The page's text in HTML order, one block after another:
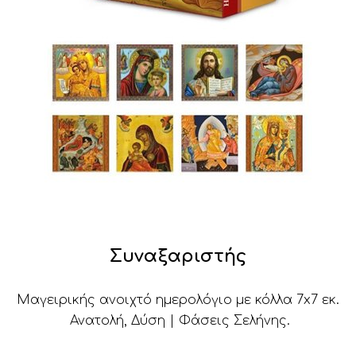
Συναξαριστής
Μαγειρικής ανοιχτό ημερολόγιο με κόλλα 7x7 εκ.
Ανατολή, Δύση | Φάσεις Σελήνης.